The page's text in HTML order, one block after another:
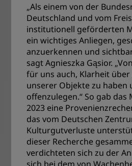
„Als einem von der
Deutschland und vom
institutionell geförderten
ein wichtiges Anliegen,
anzuerkennen und
sagt Agnieszka Gąsior.
für uns auch, Klarheit über
unserer Objekte zu haben
offenzulegen.“ So gab das
2023 eine
das vom Deutschen
Kulturgutverluste
dieser Recherche
verdichteten sich zu der